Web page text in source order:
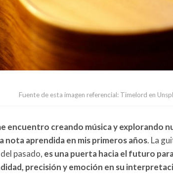
Fuente de esta imagen referencial: Timelord en
encuentro creando música y explorando
nota aprendida en mis primeros años. La
pasado, es una puerta hacia el futuro
precisión y emoción en su